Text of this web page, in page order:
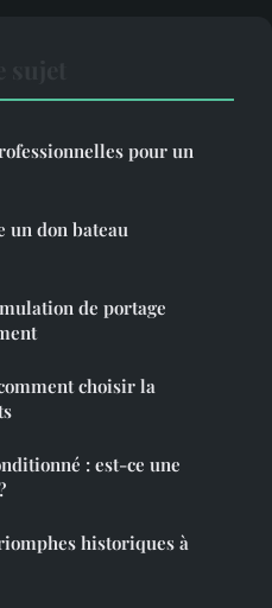
pour un
un don bateau
de portage
choisir la
: est-ce une
historiques à